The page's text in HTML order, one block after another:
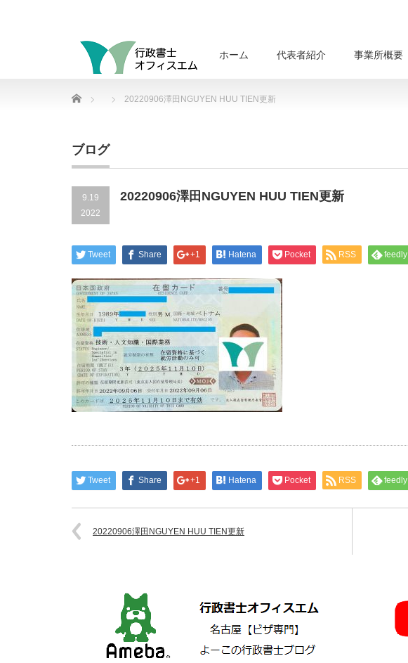
ホーム 代表者紹介 事業所概要
Home 20220906澤田NGUYEN HUU TIEN更新
ブログ
9.19
2022
20220906澤田NGUYEN HUU TIEN更新
Tweet Share +1 Hatena Pocket RSS feedly
Tweet Share +1 Hatena Pocket RSS feedly
20220906澤田NGUYEN HUU TIEN更新